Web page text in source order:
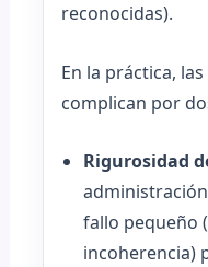
reconocidas).
En la práctica,
complican por
Rigurosidad
fallo pequeño
incoherencia)